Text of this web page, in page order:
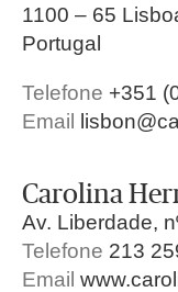
1100 – 65
Portugal
Telefone +351
Email
Carolina
Av. Liberdade,
Telefone 213
Email